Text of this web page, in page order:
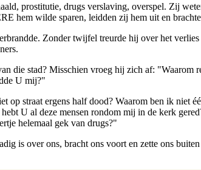
prostitutie, drugs verslaving, overspel. Zij
hem wilde sparen, leidden zij hem uit en
Zonder twijfel treurde hij over het
die stad? Misschien vroeg hij zich af: "Waarom
U mij?"
straat ergens half dood? Waarom ben ik niet
U al deze mensen rondom mij in de kerk
helemaal gek van drugs?"
is over ons, bracht ons voort en zette ons